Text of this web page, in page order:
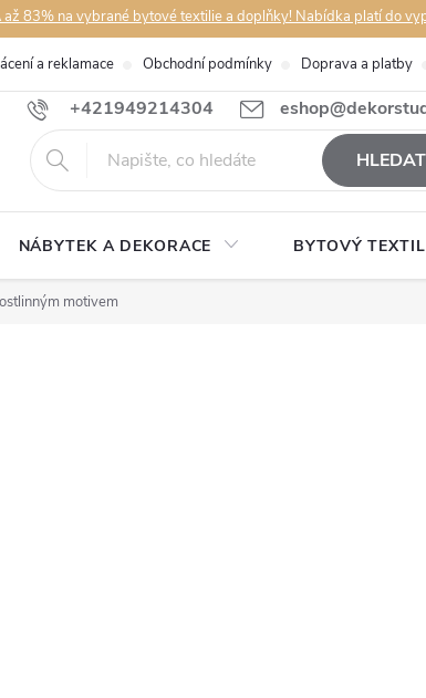
až 83% na vybrané bytové textilie a doplňky! Nabídka platí do
+421949214304
a reklamace Obchodní podmínky Doprava a platby
HLEDAT
NÁBYTEK A DEKORACE BYTOVÝ TEXTIL
motivem